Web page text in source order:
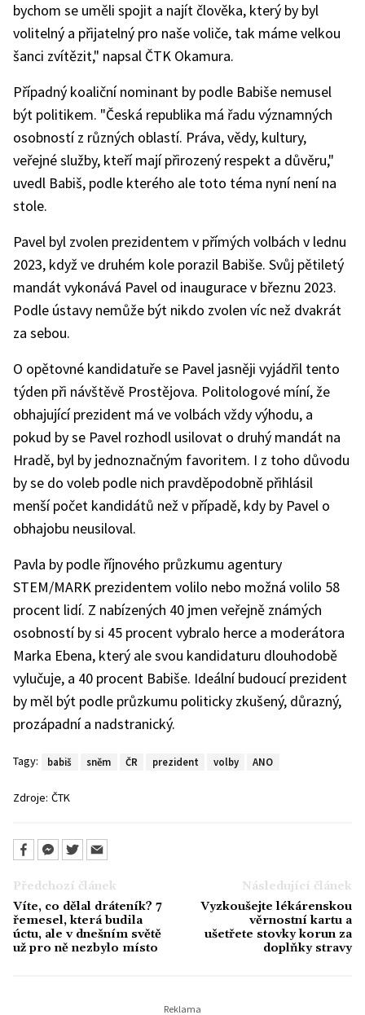
bychom se uměli spojit a najít člověka, který by byl
volitelný a přijatelný pro naše voliče, tak máme velkou
šanci zvítězit," napsal ČTK Okamura.
Případný koaliční nominant by podle Babiše nemusel
být politikem. "Česká republika má řadu významných
osobností z různých oblastí. Práva, vědy, kultury,
veřejné služby, kteří mají přirozený respekt a důvěru,"
uvedl Babiš, podle kterého ale toto téma nyní není na
stole.
Pavel byl zvolen prezidentem v přímých volbách v lednu
2023, když ve druhém kole porazil Babiše. Svůj pětiletý
mandát vykonává Pavel od inaugurace v březnu 2023.
Podle ústavy nemůže být nikdo zvolen víc než dvakrát
za sebou.
O opětovné kandidatuře se Pavel jasněji vyjádřil tento
týden při návštěvě Prostějova. Politologové míní, že
obhajující prezident má ve volbách vždy výhodu, a
pokud by se Pavel rozhodl usilovat o druhý mandát na
Hradě, byl by jednoznačným favoritem. I z toho důvodu
by se do voleb podle nich pravděpodobně přihlásil
menší počet kandidátů než v případě, kdy by Pavel o
obhajobu neusiloval.
Pavla by podle říjnového průzkumu agentury
STEM/MARK prezidentem volilo nebo možná volilo 58
procent lidí. Z nabízených 40 jmen veřejně známých
osobností by si 45 procent vybralo herce a moderátora
Marka Ebena, který ale svou kandidaturu dlouhodobě
vylučuje, a 40 procent Babiše. Ideální budoucí prezident
by měl být podle průzkumu politicky zkušený, důrazný,
prozápadní a nadstranický.
Tagy: babiš sněm ČR prezident volby ANO
Zdroje: ČTK
Předchozí článek
Víte, co dělal dráteník? 7
řemesel, která budila
úctu, ale v dnešním světě
už pro ně nezbylo místo
Následující článek
Vyzkoušejte lékárenskou
věrnostní kartu a
ušetřete stovky korun za
doplňky stravy